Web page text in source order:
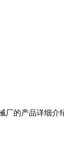
厂的产品详细介